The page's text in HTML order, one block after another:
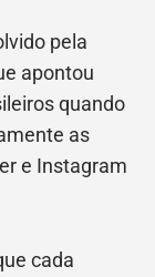
pela
apontou
quando
as
e Instagram
cada